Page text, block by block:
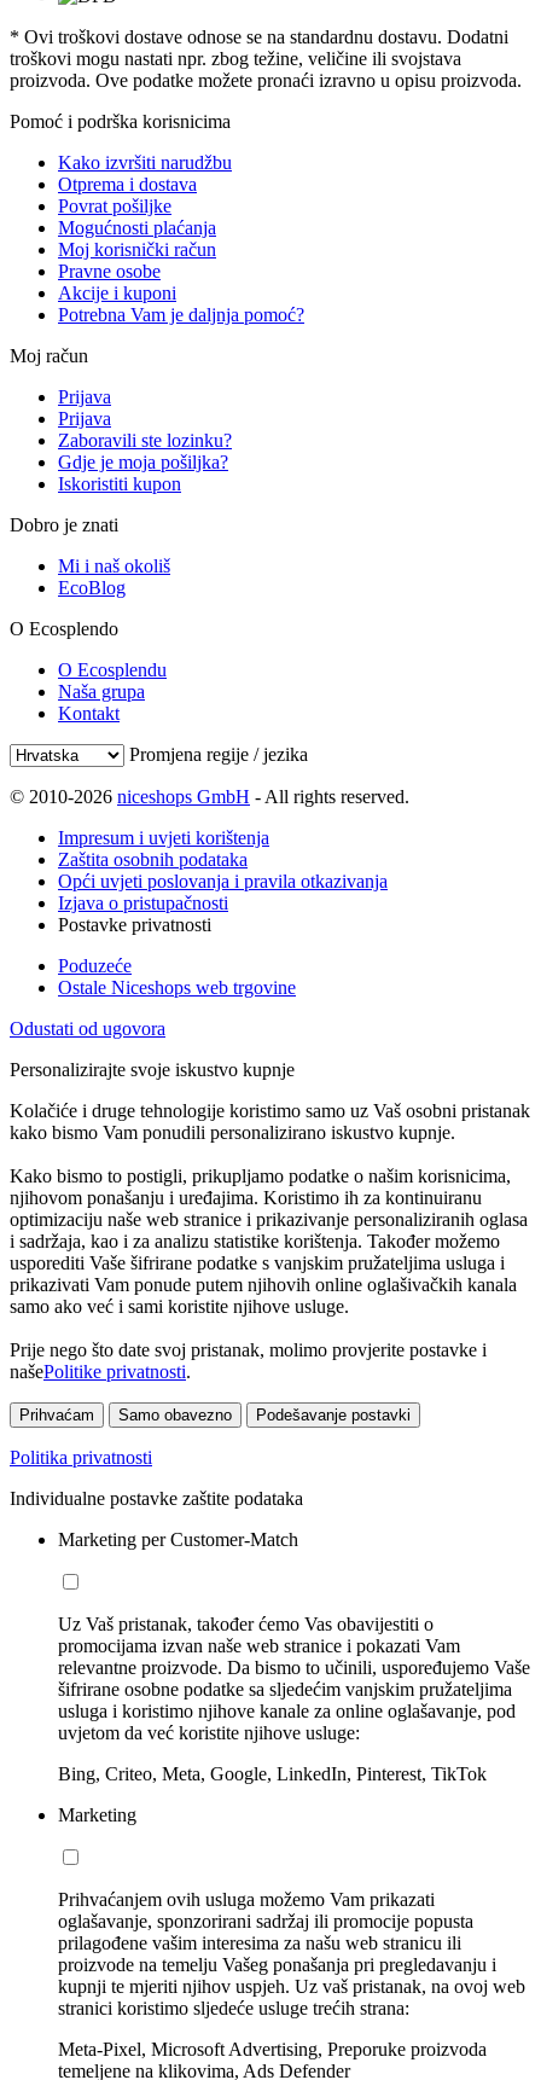
* Ovi troškovi dostave odnose se na standardnu ​​dostavu. Dodatni
troškovi mogu nastati npr. zbog težine, veličine ili svojstava
proizvoda. Ove podatke možete pronaći izravno u opisu proizvoda.
Pomoć i podrška korisnicima
Kako izvršiti narudžbu
Otprema i dostava
Povrat pošiljke
Mogućnosti plaćanja
Moj korisnički račun
Pravne osobe
Akcije i kuponi
Potrebna Vam je daljnja pomoć?
Moj račun
Prijava
Prijava
Zaboravili ste lozinku?
Gdje je moja pošiljka?
Iskoristiti kupon
Dobro je znati
Mi i naš okoliš
EcoBlog
O Ecosplendo
O Ecosplendu
Naša grupa
Kontakt
Promjena regije / jezika
© 2010-2026 niceshops GmbH - All rights reserved.
Impresum i uvjeti korištenja
Zaštita osobnih podataka
Opći uvjeti poslovanja i pravila otkazivanja
Izjava o pristupačnosti
Postavke privatnosti
Poduzeće
Ostale Niceshops web trgovine
Odustati od ugovora
Personalizirajte svoje iskustvo kupnje
Kolačiće i druge tehnologije koristimo samo uz Vaš osobni pristanak
kako bismo Vam ponudili personalizirano iskustvo kupnje.
Kako bismo to postigli, prikupljamo podatke o našim korisnicima,
njihovom ponašanju i uređajima. Koristimo ih za kontinuiranu
optimizaciju naše web stranice i prikazivanje personaliziranih oglasa
i sadržaja, kao i za analizu statistike korištenja. Također možemo
usporediti Vaše šifrirane podatke s vanjskim pružateljima usluga i
prikazivati Vam ponude putem njihovih online oglašivačkih kanala
samo ako već i sami koristite njihove usluge.
Prije nego što date svoj pristanak, molimo provjerite postavke i
našePolitike privatnosti.
Prihvaćam Samo obavezno Podešavanje postavki
Politika privatnosti
Individualne postavke zaštite podataka
Marketing per Customer-Match
Uz Vaš pristanak, također ćemo Vas obavijestiti o
promocijama izvan naše web stranice i pokazati Vam
relevantne proizvode. Da bismo to učinili, uspoređujemo Vaše
šifrirane osobne podatke sa sljedećim vanjskim pružateljima
usluga i koristimo njihove kanale za online oglašavanje, pod
uvjetom da već koristite njihove usluge:
Bing, Criteo, Meta, Google, LinkedIn, Pinterest, TikTok
Marketing
Prihvaćanjem ovih usluga možemo Vam prikazati
oglašavanje, sponzorirani sadržaj ili promocije popusta
prilagođene vašim interesima za našu web stranicu ili
proizvode na temelju Vašeg ponašanja pri pregledavanju i
kupnji te mjeriti njihov uspjeh. Uz vaš pristanak, na ovoj web
stranici koristimo sljedeće usluge trećih strana:
Meta-Pixel, Microsoft Advertising, Preporuke proizvoda
temeljene na klikovima, Ads Defender